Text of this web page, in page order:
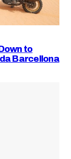
to
Barcellona